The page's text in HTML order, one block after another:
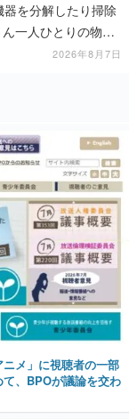
を分解したり掃除
一人ひとりの物語
2026年8月7日
ニメ」に視聴者の一部
、BPOが議論を交わ